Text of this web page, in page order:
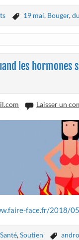
19 mai, Bouger,
les
Laisser un
face.fr/2018/
Santé,Soutien